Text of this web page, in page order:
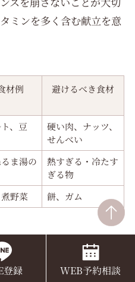
ミンを多く含む献立を意
材例 避けるべき食材
、豆
硬い肉、ナッツ、
せんべい
ま湯の
熱すぎる・冷たす
ぎる物
野菜 餅、ガム
でゆっくり噛むことを心
登録 WEB予約相談